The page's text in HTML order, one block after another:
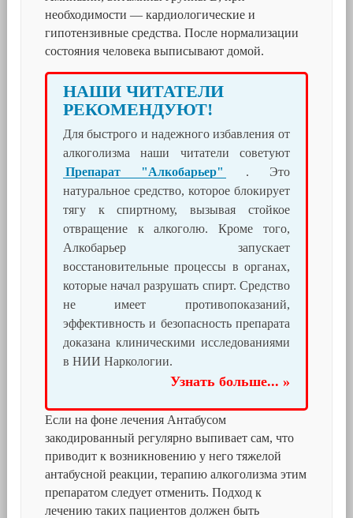
необходимости — кардиологические и
гипотензивные средства. После нормализации
состояния человека выписывают домой.
НАШИ ЧИТАТЕЛИ
РЕКОМЕНДУЮТ!
Для быстрого и надежного избавления от
алкоголизма наши читатели советуют
Препарат "Алкобарьер"
. Это
натуральное средство, которое блокирует
тягу к спиртному, вызывая стойкое
отвращение к алкоголю. Кроме того,
Алкобарьер запускает
восстановительные процессы в органах,
которые начал разрушать спирт. Средство
не имеет противопоказаний,
эффективность и безопасность препарата
доказана клиническими исследованиями
в НИИ Наркологии.
Узнать больше... »
Если на фоне лечения Антабусом
закодированный регулярно выпивает сам, что
приводит к возникновению у него тяжелой
антабусной реакции, терапию алкоголизма этим
препаратом следует отменить. Подход к
лечению таких пациентов должен быть